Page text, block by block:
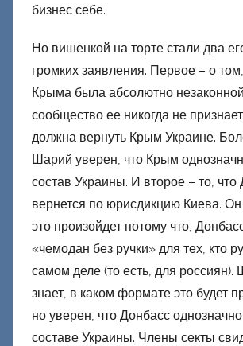
бизнес себе.
Но вишенкой на торте стали два
громких заявления. Первое – о
Крыма была абсолютно
сообщество ее никогда не
должна вернуть Крым Украине.
Шарий уверен, что Крым
состав Украины. И второе – то, что
вернется по юрисдикцию Киева. Он
это произойдет потому что,
«чемодан без ручки» для тех, кто
самом деле (то есть, для россиян).
знает, в каком формате это будет
но уверен, что Донбасс однозначно
составе Украины. Члены секты